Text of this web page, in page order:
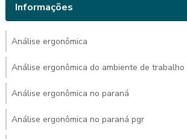
Informações
Análise ergonômica
Análise ergonômica do ambiente de trabalho
Análise ergonômica no paraná
Análise ergonômica no paraná pgr